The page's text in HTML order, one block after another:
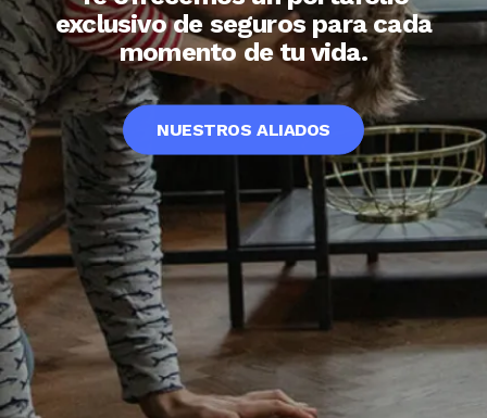
exclusivo de seguros para cada
momento de tu vida.
NUESTROS ALIADOS